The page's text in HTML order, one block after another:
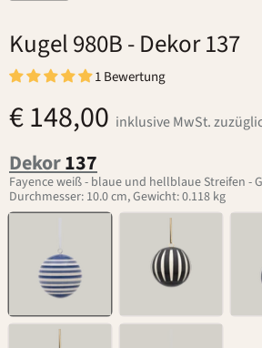
Kugel 980B- Dekor 137
1 Bewertung
€ 148,00 inklusive MwSt.
Dekor137
Fayence weiß - blaue und hellblaue Streifen -
Durchmesser: 10.0 cm, Gewicht: 0.118 kg